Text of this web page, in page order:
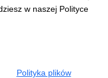
w naszej Polityce
Polityka plików